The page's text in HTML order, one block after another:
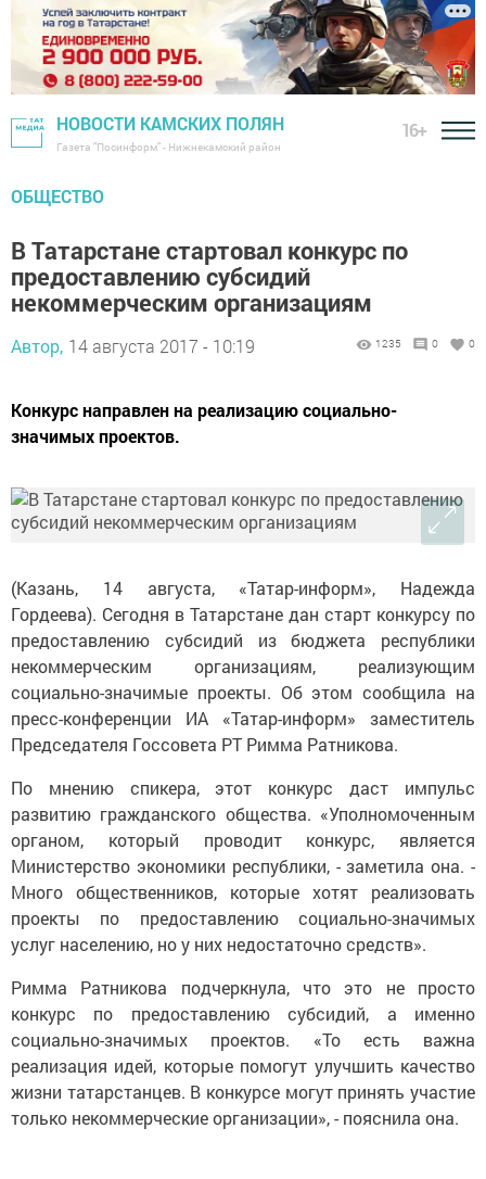
НОВОСТИ КАМСКИХ ПОЛЯН
Газета "Посинформ" - Нижнекамский район
16+
ОБЩЕСТВО
В Татарстане стартовал конкурс по
предоставлению субсидий
некоммерческим организациям
Автор, 14 августа 2017 - 10:19 1235 0 0
Конкурс направлен на реализацию социально-
значимых проектов.
(Казань, 14 августа, «Татар-информ», Надежда
Гордеева). Сегодня в Татарстане дан старт конкурсу по
предоставлению субсидий из бюджета республики
некоммерческим организациям, реализующим
социально-значимые проекты. Об этом сообщила на
пресс-конференции ИА «Татар-информ» заместитель
Председателя Госсовета РТ Римма Ратникова.
По мнению спикера, этот конкурс даст импульс
развитию гражданского общества. «Уполномоченным
органом, который проводит конкурс, является
Министерство экономики республики, - заметила она. -
Много общественников, которые хотят реализовать
проекты по предоставлению социально-значимых
услуг населению, но у них недостаточно средств».
Римма Ратникова подчеркнула, что это не просто
конкурс по предоставлению субсидий, а именно
социально-значимых проектов. «То есть важна
реализация идей, которые помогут улучшить качество
жизни татарстанцев. В конкурсе могут принять участие
только некоммерческие организации», - пояснила она.